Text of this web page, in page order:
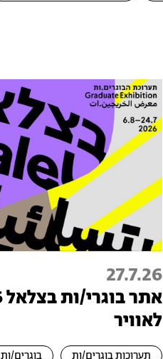
27.7.26
לאוויר
תערוכות בוגרים/ות בוגרים/ות